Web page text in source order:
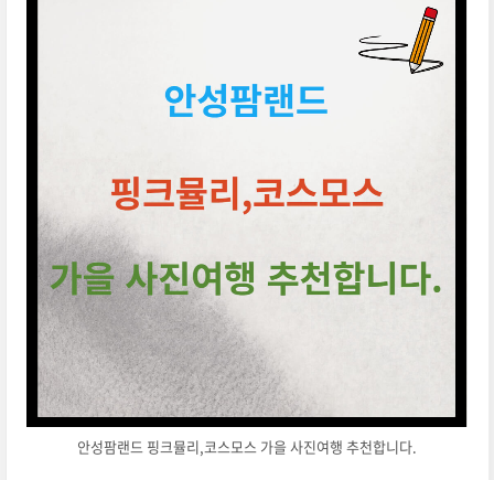
안성팜랜드 핑크뮬리,코스모스 가을 사진여행 추천합니다.